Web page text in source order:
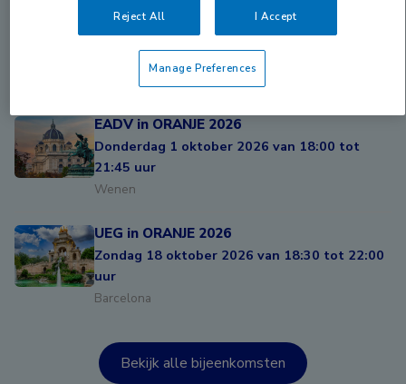
EASD in ORANJE 2026
Dinsdag 29 september 2026 van 18:00 tot
EADV in ORANJE 2026
Donderdag 1 oktober 2026 van 18:00 tot
21:45 uur
Wenen
UEG in ORANJE 2026
Zondag 18 oktober 2026 van 18:30 tot 22:00
uur
Barcelona
Bekijk alle bijeenkomsten
Reject All I Accept
Manage Preferences